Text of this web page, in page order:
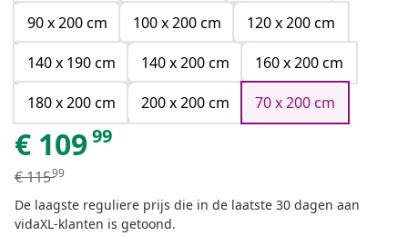
90 x 200 cm
100 x 200 cm
120 x 200 cm
140 x 190 cm
140 x 200 cm
160 x 200 cm
180 x 200 cm
200 x 200 cm 70 x 200 cm
€ 10999
€11599
De laagste reguliere prijs die in de laatste 30 dagen aan
vidaXL-klanten is getoond.